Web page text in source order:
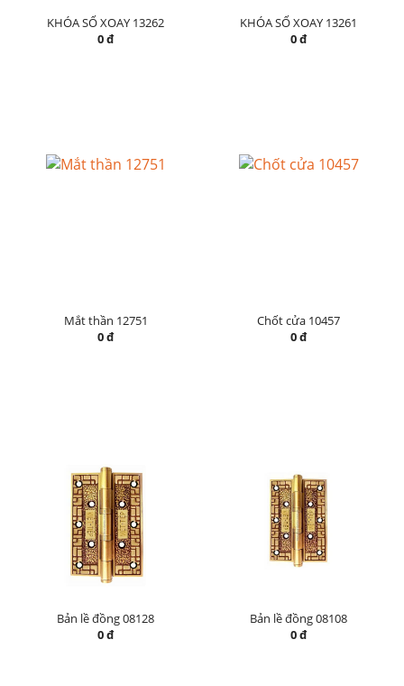
KHÓA SỐ XOAY 13262
0 đ
KHÓA SỐ XOAY 13261
0 đ
Mắt thần 12751
0 đ
Chốt cửa 10457
0 đ
Bản lề đồng 08128
0 đ
Bản lề đồng 08108
0 đ